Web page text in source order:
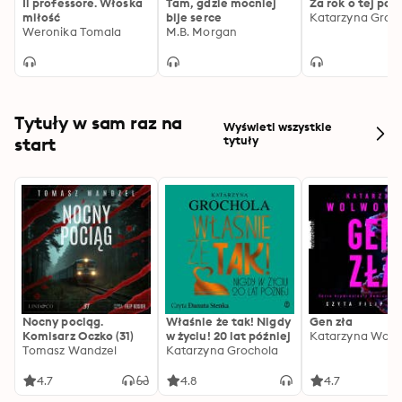
miłość
Weronika Tomala
bije serce
M.B. Morgan
Katarzyna
Tytuły w sam raz na
start
Wyświetl wszystkie
tytuły
Nocny pociąg.
Komisarz Oczko (31)
Tomasz Wandzel
4.7
Właśnie że tak! Nigdy
w życiu! 20 lat później
Katarzyna Grochola
4.8
Gen zła
Katarzyna
4.7